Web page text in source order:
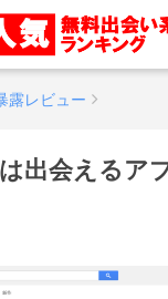
露レビュー
出会えるア